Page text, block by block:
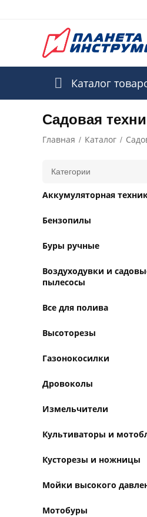
Каталог
Садовая
Главная / Каталог /
Категории
Аккумуляторная
Бензопилы
Буры ручные
Воздуходувки и
пылесосы
Все для полива
Высоторезы
Газонокосилки
Дровоколы
Измельчители
Культиваторы и
Кусторезы и ножницы
Мойки высокого
Мотобуры